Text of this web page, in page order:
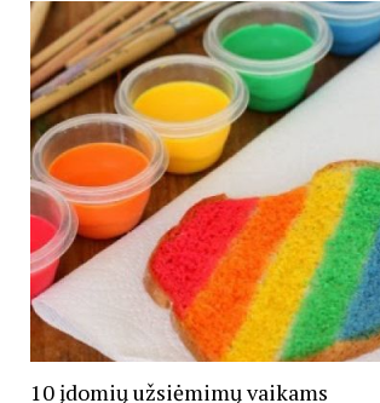
10 įdomių užsiėmimų vaikams